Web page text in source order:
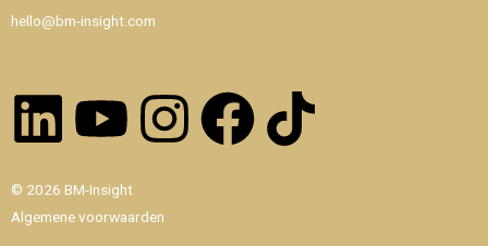
hello@bm-insight.com
Linkedin
Youtube
Instagram
Facebook
Tiktok
© 2026 BM-Insight
Algemene voorwaarden